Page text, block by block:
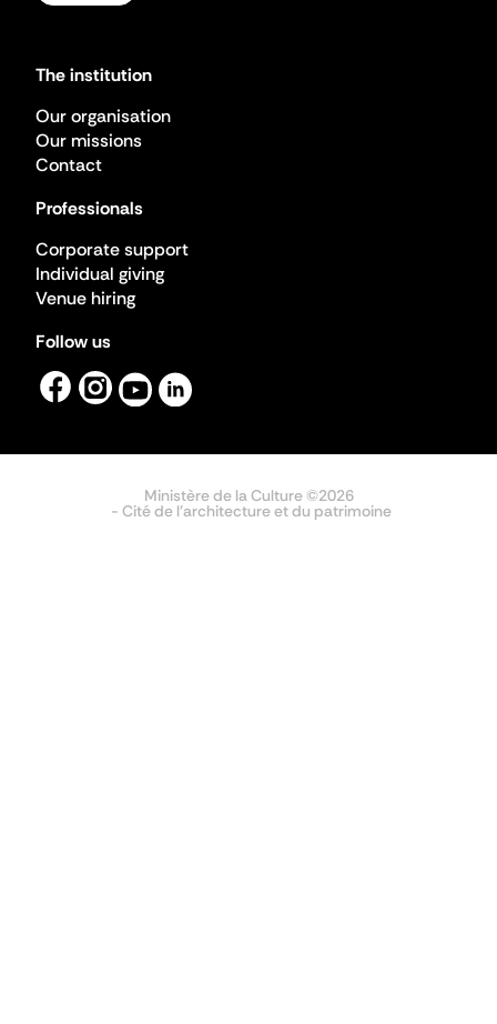
The institution
Our organisation
Our missions
Contact
Professionals
Corporate support
Individual giving
Venue hiring
Follow us
Ministère de la Culture ©2026
- Cité de l'architecture et du patrimoine